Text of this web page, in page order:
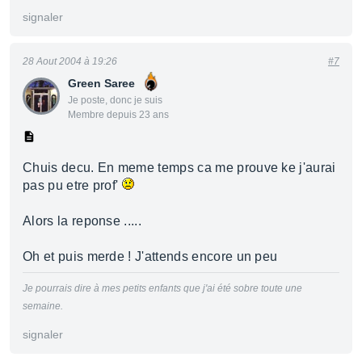
signaler
Green Saree
Je poste, donc je suis
Membre depuis 23 ans
28 Aout 2004 à 19:26 #7
Chuis decu. En meme temps ca me prouve ke j'aurai
pas pu etre prof'
Alors la reponse .....
Oh et puis merde ! J'attends encore un peu
Je pourrais dire à mes petits enfants que j'ai été sobre toute une
semaine.
signaler